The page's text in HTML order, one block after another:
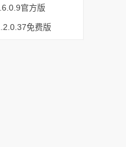
官方版
免费版